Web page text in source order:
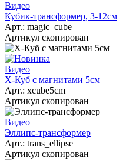
Видео
Кубик-трансформер, 3-12см
Арт.: magic_cube
Артикул скопирован
Видео
X-Куб с магнитами 5см
Арт.: xcube5cm
Артикул скопирован
Видео
Эллипс-трансформер
Арт.: trans_ellipse
Артикул скопирован